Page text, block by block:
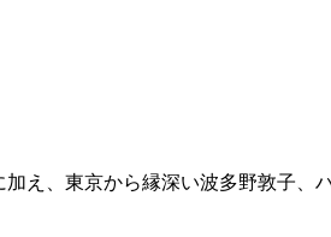
え、東京から縁深い波多野敦子、